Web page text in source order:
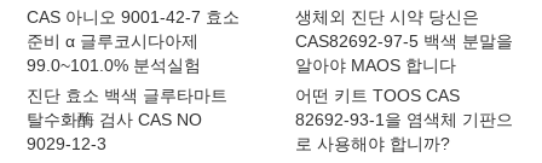
CAS 아니오 9001-42-7 효소
준비 α 글루코시다아제
99.0~101.0% 분석실험
진단 효소 백색 글루타마트
탈수화酶 검사 CAS NO
9029-12-3
생체외 진단 시약 당신은
CAS82692-97-5 백색 분말을
알아야 MAOS 합니다
어떤 키트 TOOS CAS
82692-93-1을 염색체 기판으
로 사용해야 합니까?